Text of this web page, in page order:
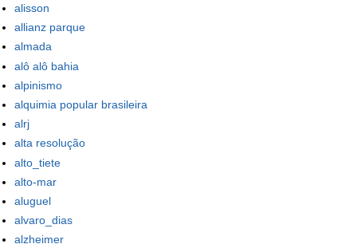
alisson
allianz parque
almada
alô alô bahia
alpinismo
alquimia popular brasileira
alrj
alta resolução
alto_tiete
alto-mar
aluguel
alvaro_dias
alzheimer